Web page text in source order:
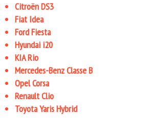
Citroën DS3
Fiat Idea
Ford Fiesta
Hyundai i20
KIA Rio
Mercedes-Benz Classe B
Opel Corsa
Renault Clio
Toyota Yaris Hybrid